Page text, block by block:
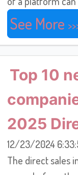
See More
Top 10
2025
12/23/2024
The direct sales